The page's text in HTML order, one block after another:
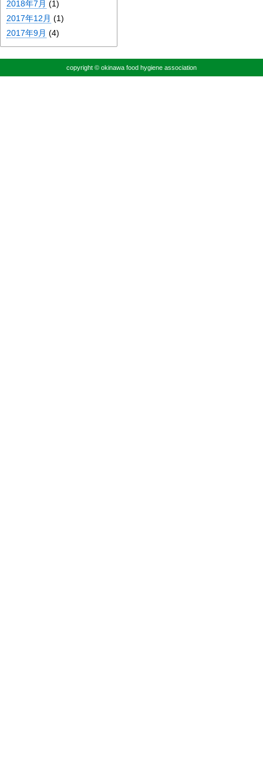
2018年7月 (1)
2017年12月 (1)
2017年9月 (4)
copyright © okinawa food hygiene association